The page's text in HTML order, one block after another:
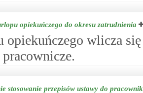
opiekuńczego do okresu zatrudnienia
opiekuńczego wlicza
stosowanie przepisów ustawy do